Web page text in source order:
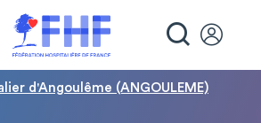
d'Angoulême (ANGOULEME)
des cookies